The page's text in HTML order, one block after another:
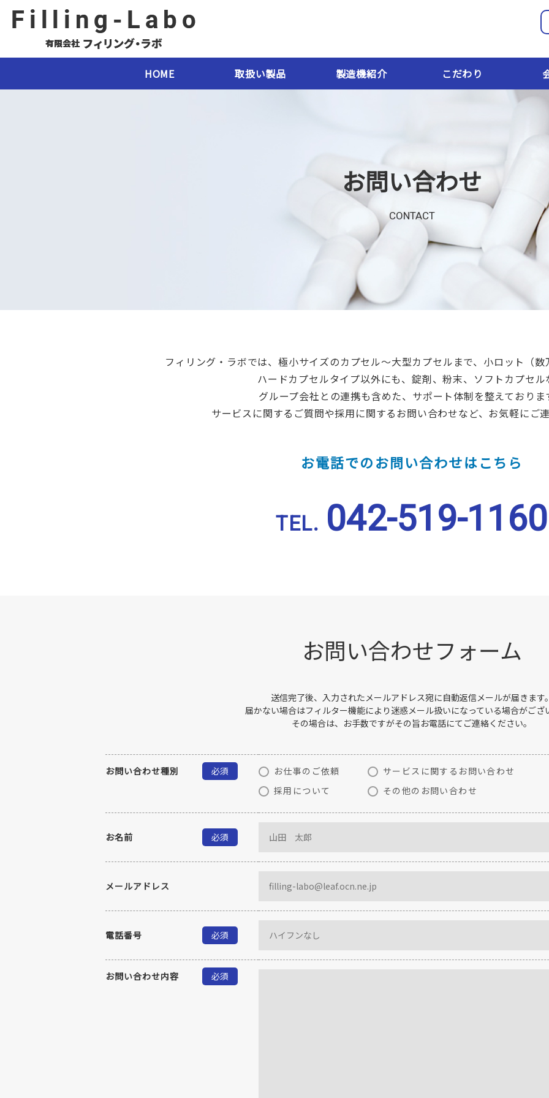
HOME 取扱い製品 製造機紹介 こだわり
お問い合わせ
CONTACT
フィリング・ラボでは、極小サイズのカプセル～大型カプセルまで、小ロット（数
ハードカプセルタイプ以外にも、錠剤、粉末、ソフトカプセル
グループ会社との連携も含めた、サポート体制を整えておりま
サービスに関するご質問や採用に関するお問い合わせなど、お気軽にご連
お電話でのお問い合わせはこちら
TEL. 042-519-1160
お問い合わせフォーム
送信完了後、入力されたメールアドレス宛に自動返信メールが届きます。
届かない場合はフィルター機能により迷惑メール扱いになっている場合がござ
その場合は、お手数ですがその旨お電話にてご連絡ください。
お問い合わせ種別 必須 お仕事のご依頼
サービスに関するお問い合わせ
採用について
その他のお問い合わせ
お名前 必須
メールアドレス
電話番号 必須
お問い合わせ内容 必須